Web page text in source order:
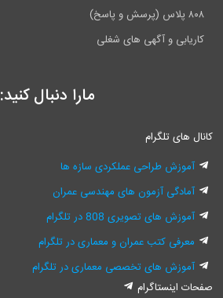
۸۰۸ پلاس (پرسش و پاسخ)
کاریابی و آگهی های شغلی
مارا دنبال کنید:
کانال های تلگرام
آموزش طراحی عملکردی سازه ها
آمادگی آزمون های مهندسی عمران
آموزش های تصویری 808 در تلگرام
معرفی کتب عمران و معماری در تلگرام
آموزش های تخصصی معماری در تلگرام
صفحات اینستاگرام